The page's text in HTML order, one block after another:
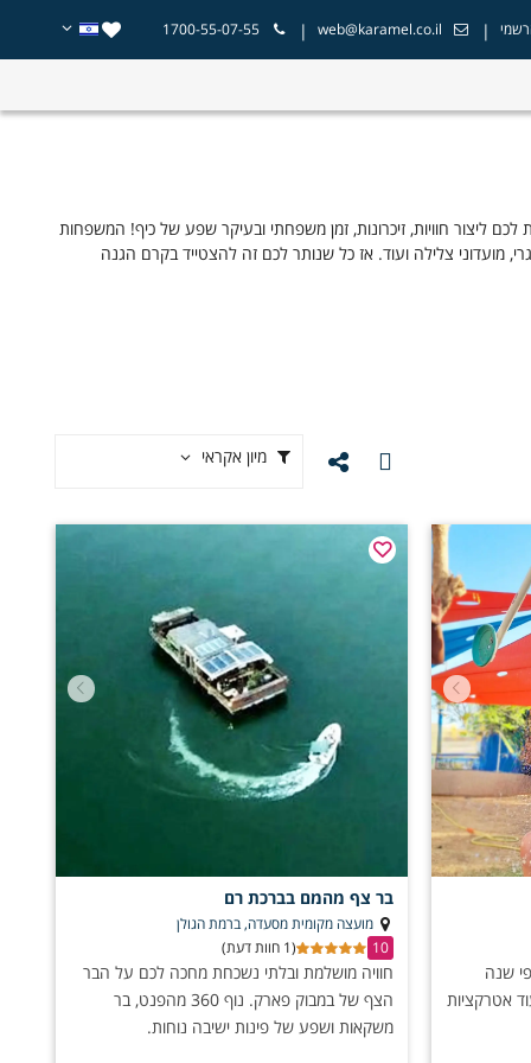
|
web@karamel.co.il
|
1700-55-07-55
חוויות, זיכרונות, זמן משפחתי ובעיקר שפע של כיף! המשפחות
מועדוני צלילה ועוד. אז כל שנותר לכם זה להצטייד בקרם הגנה
מיון אקראי
שנה
אטרקציות
בר צף מהמם בברכת רם
מועצה מקומית מסעדה, ברמת הגולן
10
(1 חוות דעת)
חוויה מושלמת ובלתי נשכחת מחכה לכם על הבר
הצף של במבוק פארק. נוף 360 מהפנט, בר
משקאות ושפע של פינות ישיבה נוחות.